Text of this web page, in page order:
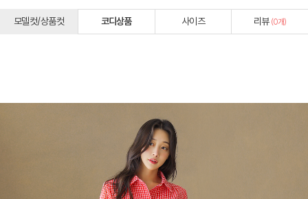
모델컷/상품컷 코디상품 사이즈 리뷰 (0개)